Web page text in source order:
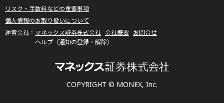
COPYRIGHT © MONEX, Inc.
リスク・手数料などの重要事項
個人情報のお取り扱いについて
マネックス証券株式会社 会社概要 お問合せ
ヘルプ（通知の登録・解除）